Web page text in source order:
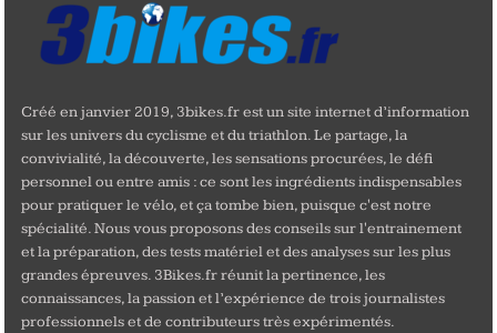
Créé en janvier 2019, 3bikes.fr est un site internet d’information
sur les univers du cyclisme et du triathlon. Le partage, la
convivialité, la découverte, les sensations procurées, le défi
personnel ou entre amis : ce sont les ingrédients indispensables
pour pratiquer le vélo, et ça tombe bien, puisque c'est notre
spécialité. Nous vous proposons des conseils sur l'entrainement
et la préparation, des tests matériel et des analyses sur les plus
grandes épreuves. 3Bikes.fr réunit la pertinence, les
connaissances, la passion et l’expérience de trois journalistes
professionnels et de contributeurs très expérimentés.